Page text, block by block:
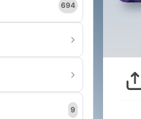
694
9